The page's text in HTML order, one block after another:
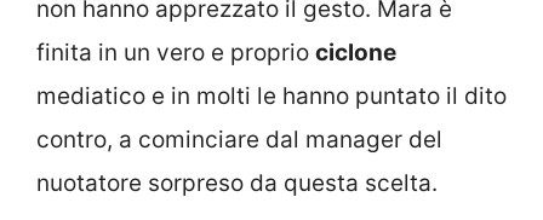
non hanno apprezzato il gesto. Mara è
finita in un vero e proprio ciclone
mediatico e in molti le hanno puntato il dito
contro, a cominciare dal manager del
nuotatore sorpreso da questa scelta.